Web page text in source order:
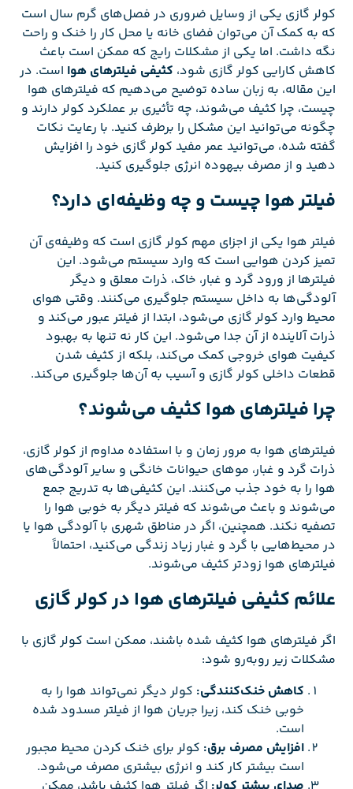
کولر گازی یکی از وسایل ضروری در فصل‌های گرم سال است
که به کمک آن می‌توان فضای خانه یا محل کار را خنک و راحت
نگه داشت. اما یکی از مشکلات رایج که ممکن است باعث
کاهش کارایی کولر گازی شود، کثیفی فیلترهای هوا است. در
این مقاله، به زبان ساده توضیح می‌دهیم که فیلترهای هوا
چیست، چرا کثیف می‌شوند، چه تأثیری بر عملکرد کولر دارند و
چگونه می‌توانید این مشکل را برطرف کنید. با رعایت نکات
گفته شده، می‌توانید عمر مفید کولر گازی خود را افزایش
دهید و از مصرف بیهوده انرژی جلوگیری کنید.
فیلتر هوا چیست و چه وظیفه‌ای دارد؟
فیلتر هوا یکی از اجزای مهم کولر گازی است که وظیفه‌ی آن
تمیز کردن هوایی است که وارد سیستم می‌شود. این
فیلترها از ورود گرد و غبار، خاک، ذرات معلق و دیگر
آلودگی‌ها به داخل سیستم جلوگیری می‌کنند. وقتی هوای
محیط وارد کولر گازی می‌شود، ابتدا از فیلتر عبور می‌کند و
ذرات آلاینده از آن جدا می‌شود. این کار نه تنها به بهبود
کیفیت هوای خروجی کمک می‌کند، بلکه از کثیف شدن
قطعات داخلی کولر گازی و آسیب به آن‌ها جلوگیری می‌کند.
چرا فیلترهای هوا کثیف می‌شوند؟
فیلترهای هوا به مرور زمان و با استفاده مداوم از کولر گازی،
ذرات گرد و غبار، موهای حیوانات خانگی و سایر آلودگی‌های
هوا را به خود جذب می‌کنند. این کثیفی‌ها به تدریج جمع
می‌شوند و باعث می‌شوند که فیلتر دیگر به خوبی هوا را
تصفیه نکند. همچنین، اگر در مناطق شهری با آلودگی هوا یا
در محیط‌هایی با گرد و غبار زیاد زندگی می‌کنید، احتمالاً
فیلترهای هوا زودتر کثیف می‌شوند.
علائم کثیفی فیلترهای هوا در کولر گازی
اگر فیلترهای هوا کثیف شده باشند، ممکن است کولر گازی با
مشکلات زیر روبه‌رو شود:
کاهش خنک‌کنندگی: کولر دیگر نمی‌تواند هوا را به
خوبی خنک کند، زیرا جریان هوا از فیلتر مسدود شده
است.
افزایش مصرف برق: کولر برای خنک کردن محیط مجبور
است بیشتر کار کند و انرژی بیشتری مصرف می‌شود.